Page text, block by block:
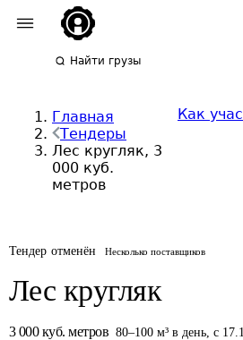
Найти грузы
Главная
Тендеры
Лес кругляк, 3
000 куб.
метров
Как
Тендер отменён Несколько поставщиков
Лес кругляк
3 000 куб. метров 80–100 м³ в день,с